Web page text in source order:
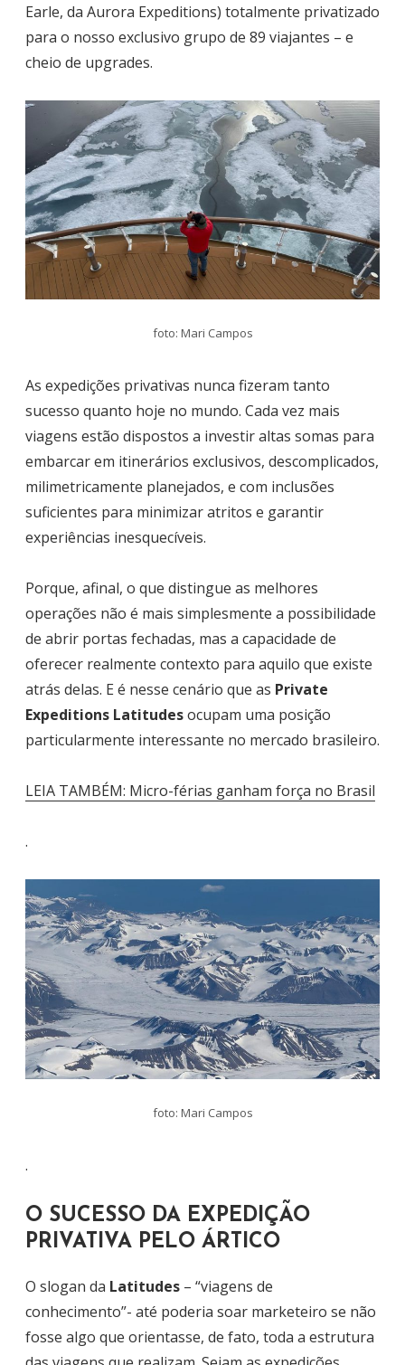
Earle, da Aurora Expeditions) totalmente privatizado
para o nosso exclusivo grupo de 89 viajantes – e
cheio de upgrades.
foto: Mari Campos
As expedições privativas nunca fizeram tanto
sucesso quanto hoje no mundo. Cada vez mais
viagens estão dispostos a investir altas somas para
embarcar em itinerários exclusivos, descomplicados,
milimetricamente planejados, e com inclusões
suficientes para minimizar atritos e garantir
experiências inesquecíveis.
Porque, afinal, o que distingue as melhores
operações não é mais simplesmente a possibilidade
de abrir portas fechadas, mas a capacidade de
oferecer realmente contexto para aquilo que existe
atrás delas. E é nesse cenário que as Private
Expeditions Latitudesocupam uma posição
particularmente interessante no mercado brasileiro.
LEIA TAMBÉM: Micro-férias ganham força no Brasil
.
foto: Mari Campos
.
O SUCESSO DA EXPEDIÇÃO
PRIVATIVA PELO ÁRTICO
O slogan da Latitudes – “viagens de
conhecimento”- até poderia soar marketeiro se não
fosse algo que orientasse, de fato, toda a estrutura